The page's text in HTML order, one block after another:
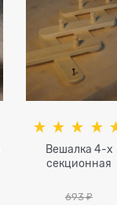
Вешалка 4-х
секционная
693 ₽